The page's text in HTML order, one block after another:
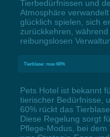
Tierbedürfnissen und
Atmosphäre
glücklich spielen, sich
zurückkehren,
reibungslosen
Tierblase: max 60%
Pets Hotel ist bekannt
tierischer Bedürfnisse,
60% rückt das
Diese Regelung sorgt
Pflege-Modus, bei dem